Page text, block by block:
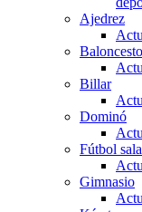
Ajedrez
Baloncesto
Billar
Dominó
Fútbol sala
Gimnasio